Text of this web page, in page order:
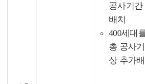
공사기간
배치
400세대
총 공사
상 추가